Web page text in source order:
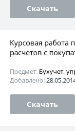
Скачать
Курсовая работа
расчетов с
Предмет: Бухучет,
Добавлено:
Скачать